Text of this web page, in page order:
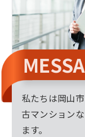
私たちは岡山
古マンション
ます。